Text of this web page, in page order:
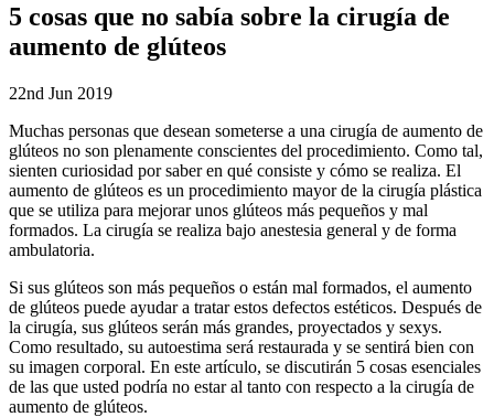
5 cosas que no sabía sobre la cirugía de
aumento de glúteos
22nd Jun 2019
Muchas personas que desean someterse a una cirugía de aumento de
glúteos no son plenamente conscientes del procedimiento. Como tal,
sienten curiosidad por saber en qué consiste y cómo se realiza. El
aumento de glúteos es un procedimiento mayor de la cirugía plástica
que se utiliza para mejorar unos glúteos más pequeños y mal
formados. La cirugía se realiza bajo anestesia general y de forma
ambulatoria.
Si sus glúteos son más pequeños o están mal formados, el aumento
de glúteos puede ayudar a tratar estos defectos estéticos. Después de
la cirugía, sus glúteos serán más grandes, proyectados y sexys.
Como resultado, su autoestima será restaurada y se sentirá bien con
su imagen corporal. En este artículo, se discutirán 5 cosas esenciales
de las que usted podría no estar al tanto con respecto a la cirugía de
aumento de glúteos.